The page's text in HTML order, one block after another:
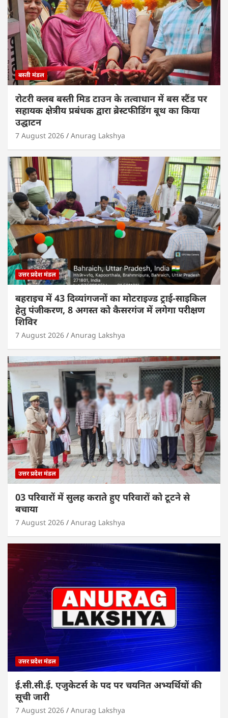
k
बस्ती मंडल
रोटरी क्लब बस्ती मिड टाउन के तत्वाधान में बस स्टैंड पर
सहायक क्षेत्रीय प्रबंधक द्वारा ब्रेस्टफीडिंग बूथ का किया
उद्घाटन
7 August 2026 Anurag Lakshya
उत्तर प्रदेश मंडल
बहराइच में 43 दिव्यांगजनों का मोटराइज्ड ट्राई-साइकिल
हेतु पंजीकरण, 8 अगस्त को कैसरगंज में लगेगा परीक्षण
शिविर
7 August 2026 Anurag Lakshya
उत्तर प्रदेश मंडल
03 परिवारों में सुलह कराते हुए परिवारों को टूटने से
बचाया
7 August 2026 Anurag Lakshya
उत्तर प्रदेश मंडल
ई.सी.सी.ई. एजुकेटर्स के पद पर चयनित अभ्यर्थियों की
सूची जारी
7 August 2026 Anurag Lakshya